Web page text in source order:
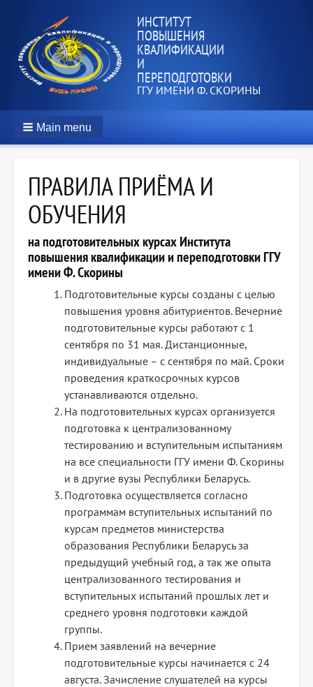
ИНСТИТУТ
ПОВЫШЕНИЯ
КВАЛИФИКАЦИИ
И
ПЕРЕПОДГОТОВКИ
ГГУ ИМЕНИ Ф. СКОРИНЫ
Main menu
ПРАВИЛА ПРИЁМА И
ОБУЧЕНИЯ
на подготовительных курсах Института
повышения квалификации и переподготовки ГГУ
имени Ф. Скорины
Подготовительные курсы созданы с целью
повышения уровня абитуриентов. Вечерние
подготовительные курсы работают с 1
сентября по 31 мая. Дистанционные,
индивидуальные – с сентября по май. Сроки
проведения краткосрочных курсов
устанавливаются отдельно.
На подготовительных курсах организуется
подготовка к централизованному
тестированию и вступительным испытаниям
на все специальности ГГУ имени Ф. Скорины
и в другие вузы Республики Беларусь.
Подготовка осуществляется согласно
программам вступительных испытаний по
курсам предметов министерства
образования Республики Беларусь за
предыдущий учебный год, а так же опыта
централизованного тестирования и
вступительных испытаний прошлых лет и
среднего уровня подготовки каждой
группы.
Прием заявлений на вечерние
подготовительные курсы начинается с 24
августа. Зачисление слушателей на курсы